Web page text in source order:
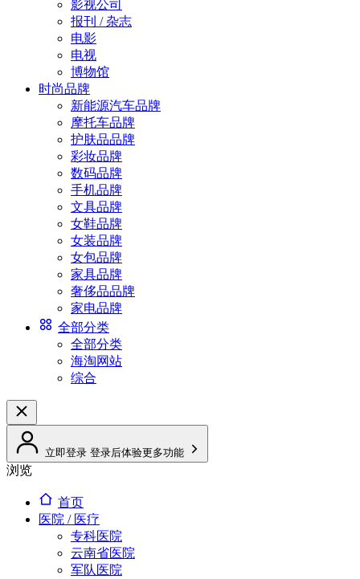
影视公司
报刊 / 杂志
电影
电视
博物馆
时尚品牌
新能源汽车品牌
摩托车品牌
护肤品品牌
彩妆品牌
数码品牌
手机品牌
文具品牌
女鞋品牌
女装品牌
女包品牌
家具品牌
奢侈品品牌
家电品牌
全部分类
全部分类
海淘网站
综合
立即登录 登录后体验更多功能
浏览
首页
医院 / 医疗
专科医院
云南省医院
军队医院